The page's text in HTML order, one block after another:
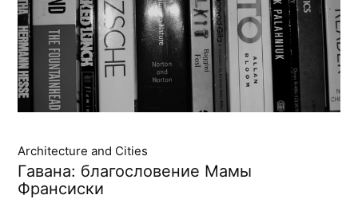
Architecture and Cities
Гавана: благословение Мамы
Франсиски